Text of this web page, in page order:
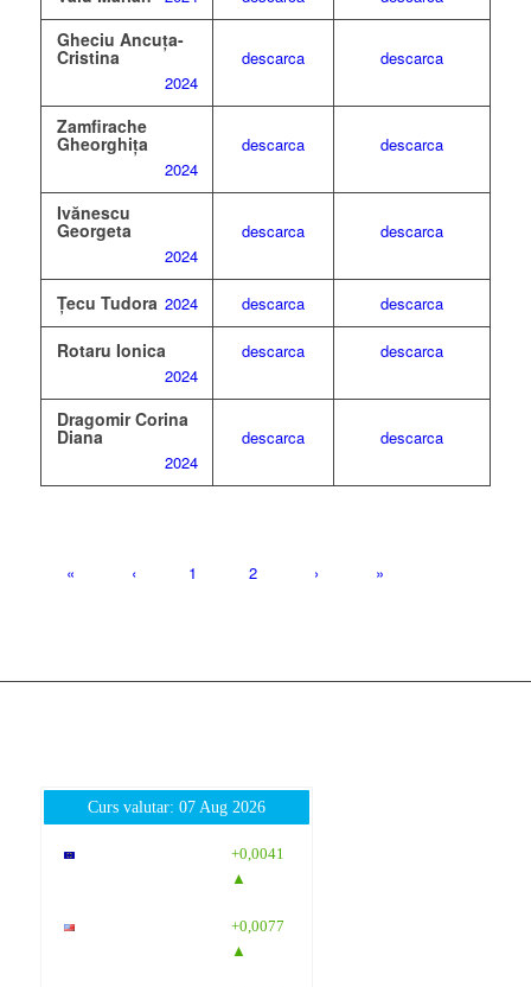
Gheciu Ancuța-
Cristina
2024
descarca descarca
Zamfirache
Gheorghița
2024
descarca descarca
Ivănescu
Georgeta
2024
descarca descarca
Țecu Tudora 2024 descarca descarca
Rotaru Ionica
2024
descarca descarca
Dragomir Corina
Diana
2024
descarca descarca
« ‹ 1 2 › »
Curs valutar: 07 Aug 2026
+0,0041
▲
+0,0077
▲